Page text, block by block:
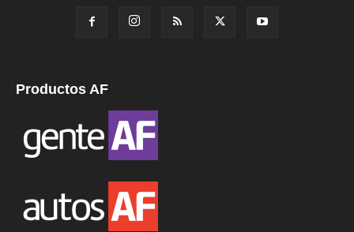
Productos AF